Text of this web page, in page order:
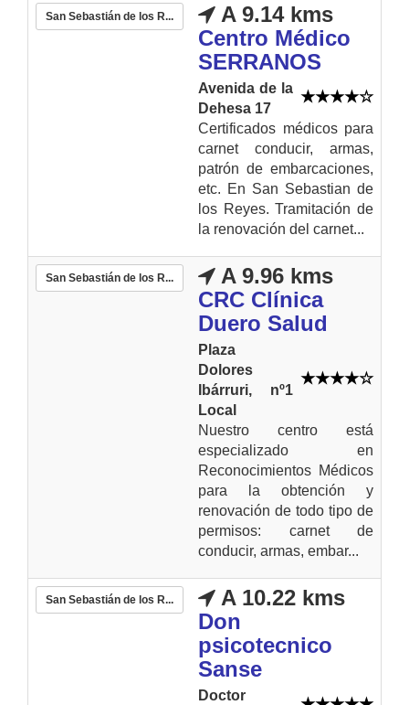
San Sebastián de los R...
A 9.14 kms
Centro Médico
SERRANOS
Avenida de la
Dehesa 17
Certificados médicos para
carnet conducir, armas,
patrón de embarcaciones,
etc. En San Sebastian de
los Reyes. Tramitación de
la renovación del carnet...
San Sebastián de los R...
A 9.96 kms
CRC Clínica
Duero Salud
Plaza
Dolores
Ibárruri, nº1
Local
Nuestro centro está
especializado en
Reconocimientos Médicos
para la obtención y
renovación de todo tipo de
permisos: carnet de
conducir, armas, embar...
San Sebastián de los R...
A 10.22 kms
Don
psicotecnico
Sanse
Doctor